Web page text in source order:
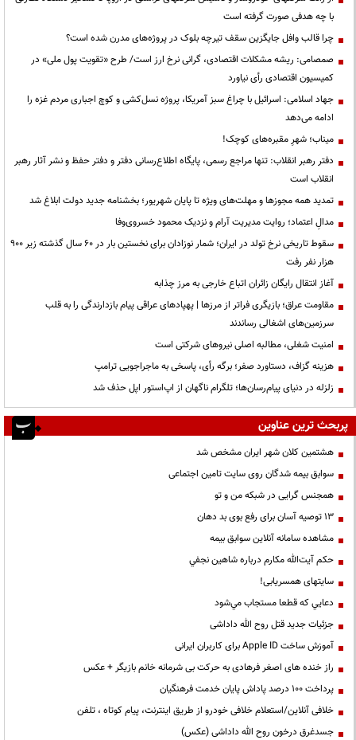
با چه هدفی صورت گرفته است
چرا قالب وافل جایگزین سقف تیرچه بلوک در پروژه‌های مدرن شده است؟
صمصامی: ریشه مشکلات اقتصادی، گرانی نرخ ارز است/ طرح «تقویت پول ملی» در
کمیسیون اقتصادی رأی نیاورد
جهاد اسلامی: اسرائیل با چراغ سبز آمریکا، پروژه نسل‌کشی و کوچ اجباری مردم غزه را
ادامه می‌دهد
میناب؛ شهرِ مقبره‌های کوچک!
دفتر رهبر انقلاب: تنها مراجع رسمی، پایگاه اطلاع‌رسانی دفتر و دفتر حفظ و نشر آثار رهبر
انقلاب است
تمدید همه مجوزها و مهلت‌های ویژه تا پایان شهریور؛ بخشنامه جدید دولت ابلاغ شد
مدالِ اعتماد؛ روایت مدیریت آرام و نزدیک محمود خسروی‌وفا
سقوط تاریخی نرخ تولد در ایران؛ شمار نوزادان برای نخستین بار در ۶۰ سال گذشته زیر ۹۰۰
هزار نفر رفت
آغاز انتقال رایگان زائران اتباع خارجی به مرز چذابه
مقاومت عراق؛ بازیگری فراتر از مرزها | پهپادهای عراقی پیام بازدارندگی را به قلب
سرزمین‌های اشغالی رساندند
‌امنیت شغلی، مطالبه اصلی نیروهای شرکتی است
هزینه گزاف، دستاورد صفر؛ برگه رأی، پاسخی به ماجراجویی ترامپ
زلزله در دنیای پیام‌رسان‌ها؛ تلگرام ناگهان از اپ‌استور اپل حذف شد
پربحث ترین عناوین
هشتمین کلان شهر ایران مشخص شد
سوابق بیمه شدگان روی سایت تامین اجتماعی
همجنس گرایی در شبکه من و تو
13 توصیه آسان برای رفع بوی بد دهان
مشاهده سامانه آنلاين سوابق بیمه
حكم آيت‌الله مكارم درباره شاهين نجفي
سایتهای همسریابی!
دعايي كه قطعا مستجاب مي‌شود
جزئیات جدید قتل روح الله داداشی
آموزش ساخت Apple ID برای کاربران ایرانی
راز خنده های اصغر فرهادی به حرکت بی شرمانه خانم بازیگر + عکس
پرداخت ۱۰۰ درصد پاداش پایان خدمت فرهنگیان
خلافی آنلاین/استعلام خلافی خودرو از طریق اینترنت، پیام کوتاه ، تلفن
جسدغرق درخون روح الله داداشی (عکس)